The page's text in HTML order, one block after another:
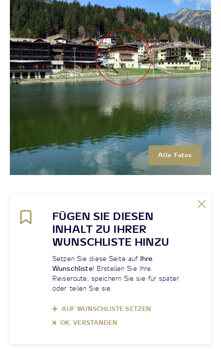
Alle Fotos
FÜGEN SIE DIESEN
INHALT ZU IHRER
WUNSCHLISTE HINZU
Setzen Sie diese Seite auf Ihre
Wunschliste! Erstellen Sie Ihre
Reiseroute, speichern Sie sie für später
oder teilen Sie sie.
AUF WUNSCHLISTE SETZEN
OK, VERSTANDEN